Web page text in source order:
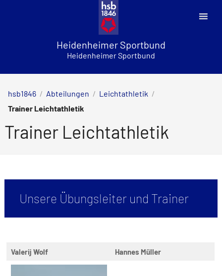
Heidenheimer Sportbund
Heidenheimer Sportbund
hsb1846 / Abteilungen / Leichtathletik /
Trainer Leichtathletik
Trainer Leichtathletik
Unsere Übungsleiter und Trainer
Valerij Wolf Hannes Müller